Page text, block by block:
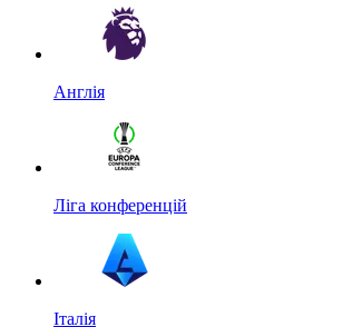
Англія
Ліга конференцій
Італія